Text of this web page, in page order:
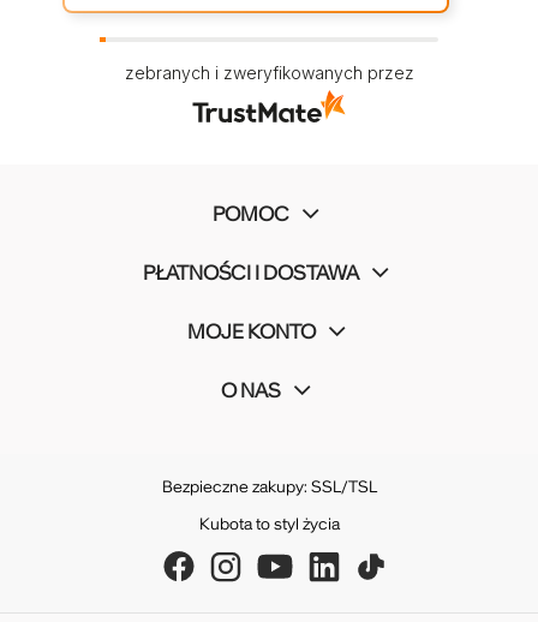
zebranych i zweryfikowanych przez
POMOC
PŁATNOŚCI I DOSTAWA
MOJE KONTO
O NAS
Bezpieczne zakupy: SSL/TSL
Kubota to styl życia